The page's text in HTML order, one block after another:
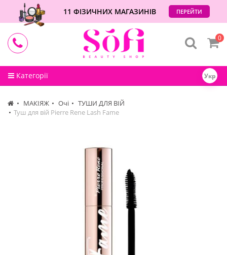
11 ФІЗИЧНИХ МАГАЗИНІВ ПЕРЕЙТИ
Категорії Укр
0
МАКІЯЖ Очі
ТУШИ ДЛЯ ВІЙ
Туш для вій Pierre Rene Lash Fame